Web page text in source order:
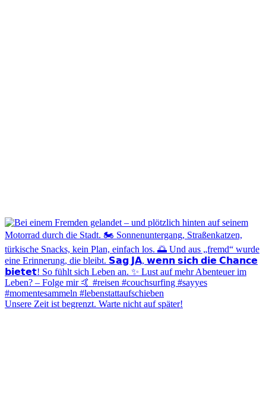
Unsere Zeit ist begrenzt. Warte nicht auf später!